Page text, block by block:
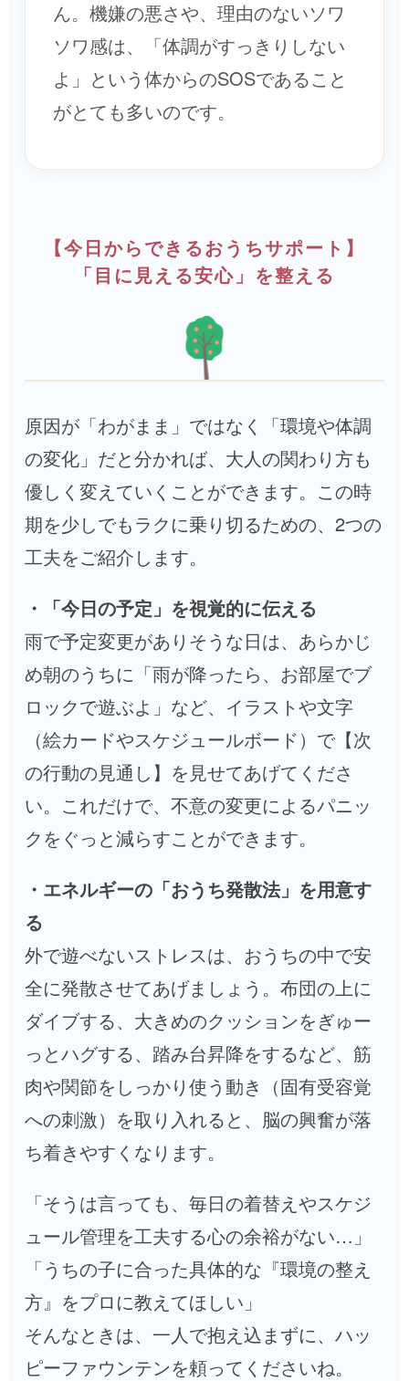
ん。機嫌の悪さや、理由のないソワ
ソワ感は、「体調がすっきりしない
よ」という体からのSOSであること
がとても多いのです。
【今日からできるおうちサポート】
「目に見える安心」を整える
原因が「わがまま」ではなく「環境や体調
の変化」だと分かれば、大人の関わり方も
優しく変えていくことができます。この時
期を少しでもラクに乗り切るための、2つの
工夫をご紹介します。
・「今日の予定」を視覚的に伝える
雨で予定変更がありそうな日は、あらかじ
め朝のうちに「雨が降ったら、お部屋でブ
ロックで遊ぶよ」など、イラストや文字
（絵カードやスケジュールボード）で【次
の行動の見通し】を見せてあげてくださ
い。これだけで、不意の変更によるパニッ
クをぐっと減らすことができます。
・エネルギーの「おうち発散法」を用意す
る
外で遊べないストレスは、おうちの中で安
全に発散させてあげましょう。布団の上に
ダイブする、大きめのクッションをぎゅー
っとハグする、踏み台昇降をするなど、筋
肉や関節をしっかり使う動き（固有受容覚
への刺激）を取り入れると、脳の興奮が落
ち着きやすくなります。
「そうは言っても、毎日の着替えやスケジ
ュール管理を工夫する心の余裕がない…」
「うちの子に合った具体的な『環境の整え
方』をプロに教えてほしい」
そんなときは、一人で抱え込まずに、ハッ
ピーファウンテンを頼ってくださいね。